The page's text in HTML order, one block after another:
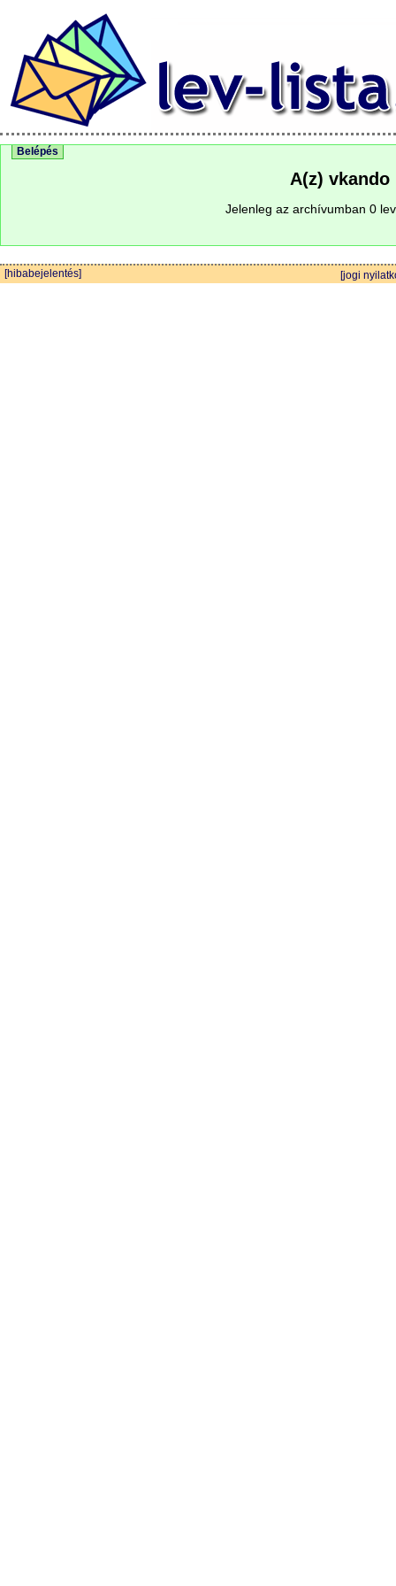
Belépés
A(z)
Jelenleg az archívumban 0
[hibabejelentés] [jogi